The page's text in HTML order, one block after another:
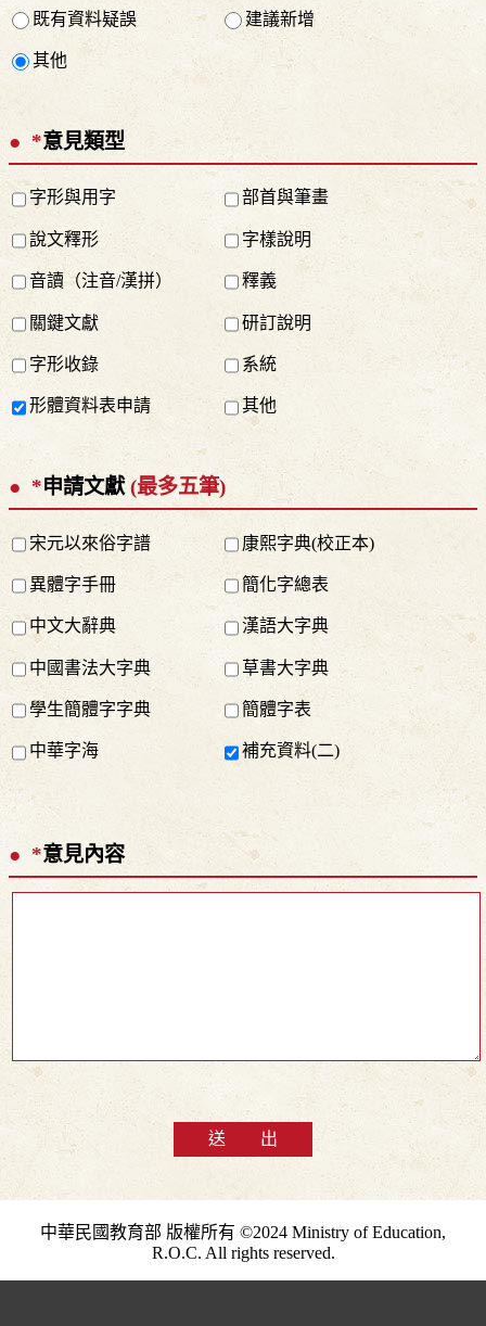
既有資料疑誤 建議新增
其他
*意見類型
字形與用字 部首與筆畫
說文釋形 字樣說明
音讀（注音/漢拼） 釋義
關鍵文獻 研訂說明
字形收錄 系統
形體資料表申請 其他
*申請文獻 (最多五筆)
宋元以來俗字譜 康熙字典(校正本)
異體字手冊 簡化字總表
中文大辭典 漢語大字典
中國書法大字典 草書大字典
學生簡體字字典 簡體字表
中華字海 補充資料(二)
*意見內容
送 出
中華民國教育部 版權所有 ©2024 Ministry of Education,
R.O.C. All rights reserved.